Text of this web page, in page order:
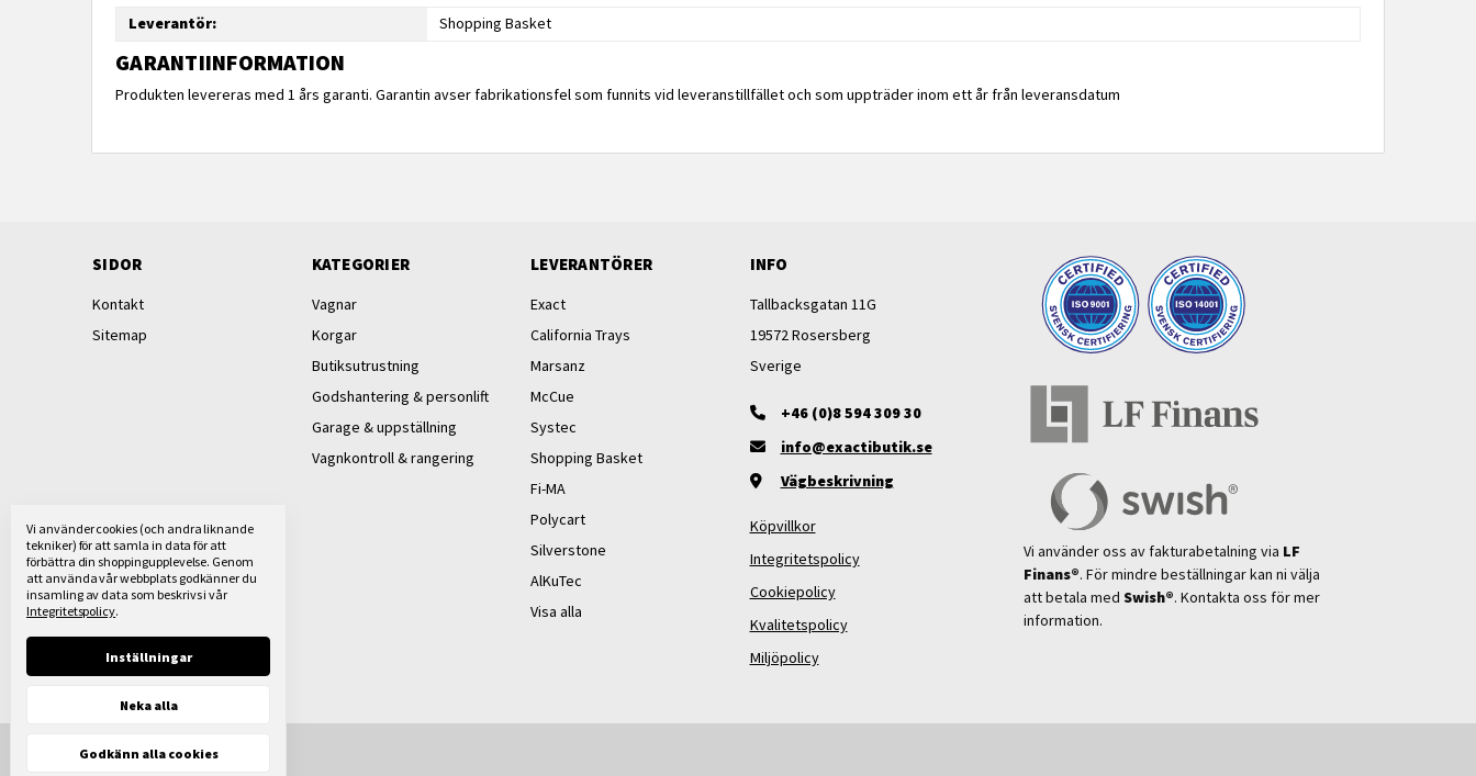
Leverantör: Shopping Basket
GARANTIINFORMATION
Produkten levereras med 1 års garanti. Garantin avser fabrikationsfel som funnits vid leveranstillfället och som uppträder inom ett år från leveransdatum
SIDOR
Kontakt
Sitemap
KATEGORIER
Vagnar
Korgar
Butiksutrustning
Godshantering & personlift
Garage & uppställning
Vagnkontroll & rangering
LEVERANTÖRER
Exact
California Trays
Marsanz
McCue
Systec
Shopping Basket
Fi-MA
Polycart
Silverstone
AlKuTec
Visa alla
INFO
Tallbacksgatan 11G
19572 Rosersberg
Sverige
+46 (0)8 594 309 30
info@exactibutik.se
Vägbeskrivning
Köpvillkor
Integritetspolicy
Cookiepolicy
Kvalitetspolicy
Miljöpolicy
Vi använder oss av fakturabetalning via LF
Finans®. För mindre beställningar kan ni välja
att betala med Swish®. Kontakta oss för mer
information.
© 2026 Exact i Butik
Vi använder cookies (och andra liknande
tekniker) för att samla in data för att
förbättra din shoppingupplevelse. Genom
att använda vår webbplats godkänner du
insamling av data som beskrivs i vår
Integritetspolicy.
Inställningar
Neka alla
Godkänn alla cookies